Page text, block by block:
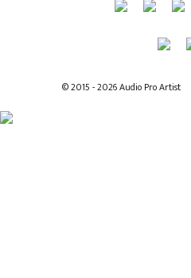
© 2015 - 2026 Audio Pro Artist